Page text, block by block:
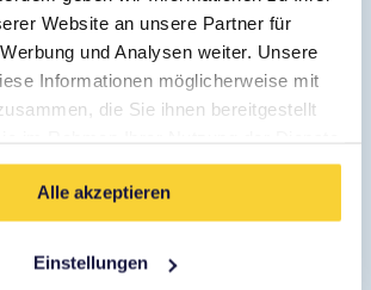
Website an unsere Partner für
und Analysen weiter. Unsere
Informationen möglicherweise mit
die Sie ihnen bereitgestellt
Alle akzeptieren
Einstellungen
Angebot
Termin vereinbaren →